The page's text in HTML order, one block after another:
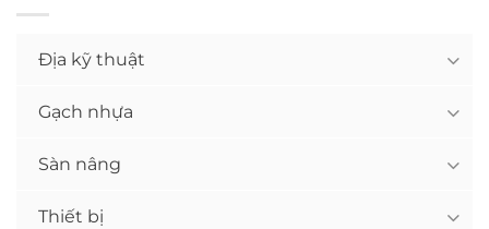
Địa kỹ thuật
Gạch nhựa
Sàn nâng
Thiết bị